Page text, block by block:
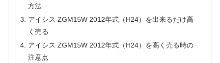
方法
アイシス ZGM15W 2012年式（H24）を出来るだけ高
く売る
アイシス ZGM15W 2012年式（H24）を高く売る時の
注意点